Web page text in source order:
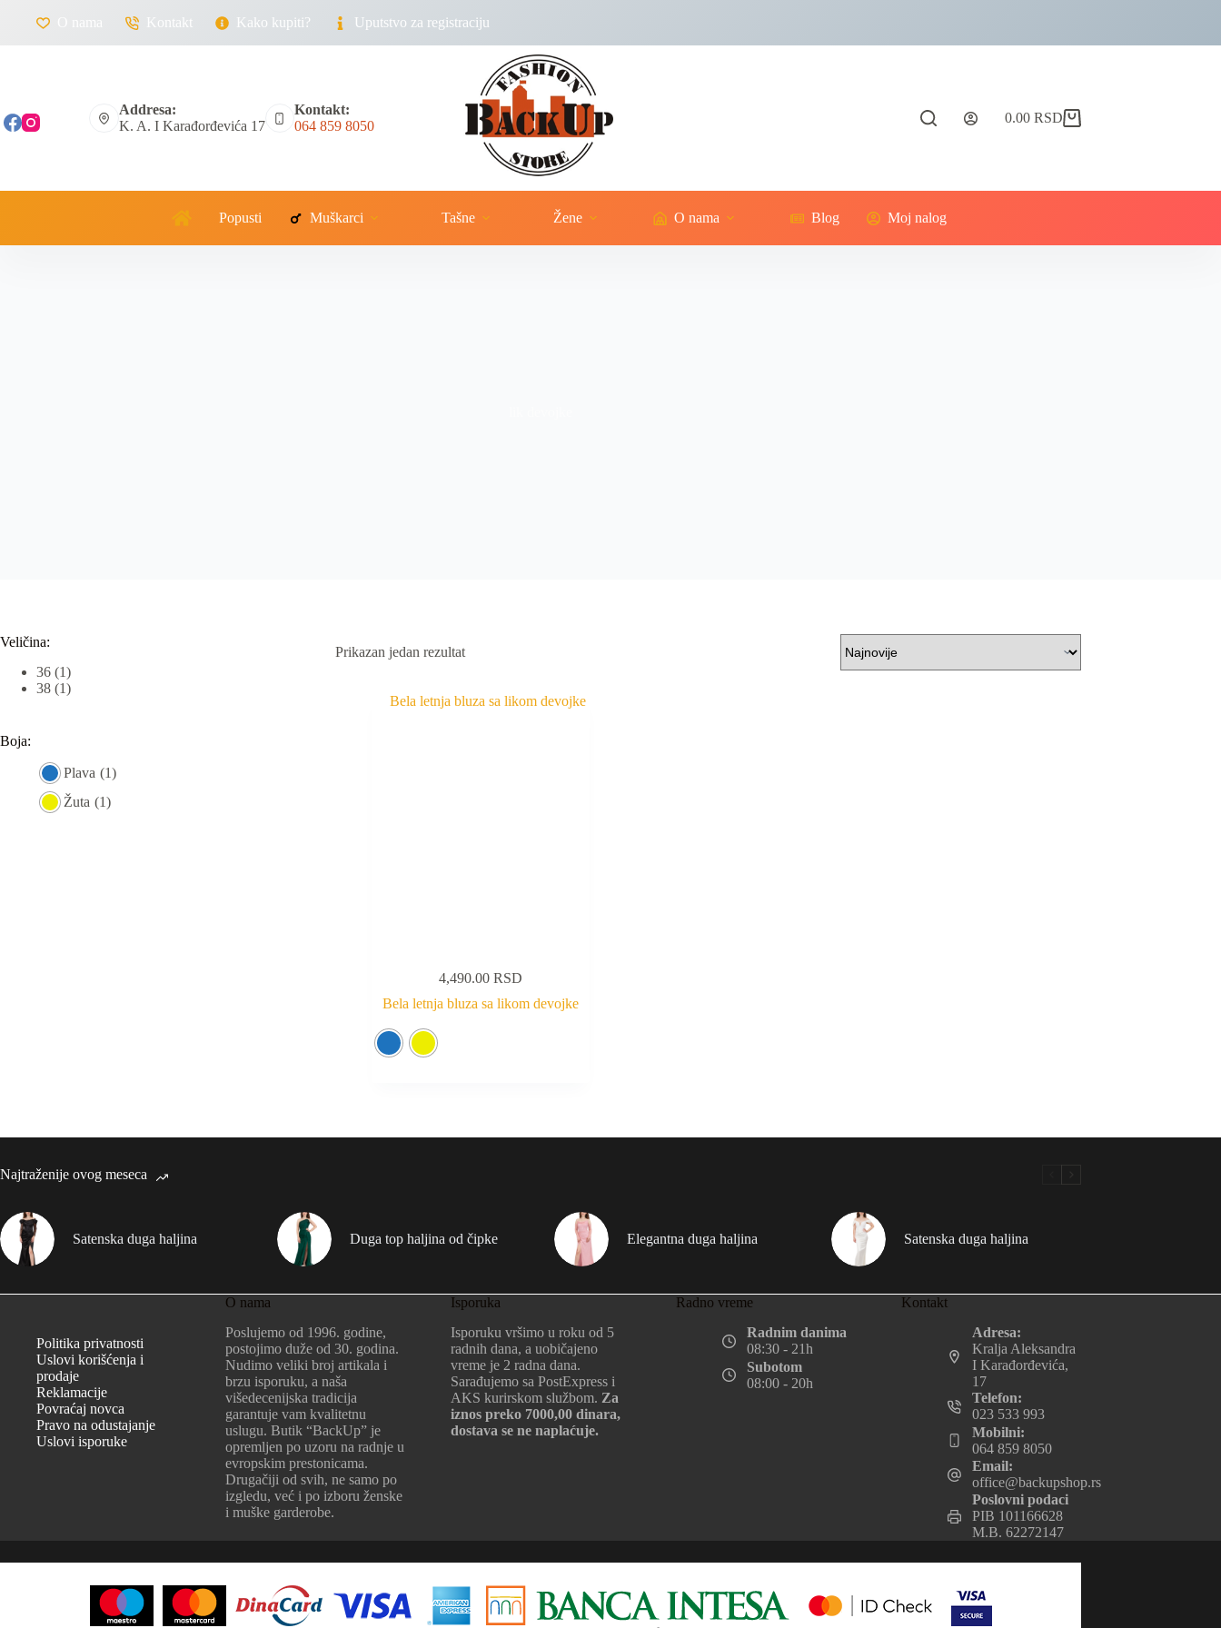
O nama Kontakt Kako kupiti? Uputstvo za registraciju
Addresa:
K. A. I Karađorđevića 17
Kontakt:
064 859 8050
0.00 RSD
Popusti Muškarci Tašne Žene O nama Blog Moj nalog
Prikazan jedan rezultat
4,490.00RSD
Bela letnja bluza sa likom devojke
Veličina:
36 (1)
38 (1)
Boja:
Plava (1)
Žuta (1)
Najtraženije ovog meseca
Satenska duga haljina Duga top haljina od čipke Elegantna duga haljina Satenska duga haljina
Politika privatnosti
Uslovi korišćenja i
prodaje
Reklamacije
Povraćaj novca
Pravo na odustajanje
Uslovi isporuke
O nama
Poslujemo od 1996. godine,
postojimo duže od 30. godina.
Nudimo veliki broj artikala i
brzu isporuku, a naša
višedecenijska tradicija
garantuje vam kvalitetnu
uslugu. Butik “BackUp” je
opremljen po uzoru na radnje u
evropskim prestonicama.
Drugačiji od svih, ne samo po
izgledu, već i po izboru ženske
i muške garderobe.
Isporuka
Isporuku vršimo u roku od 5
radnih dana, a uobičajeno
vreme je 2 radna dana.
Sarađujemo sa PostExpress i
AKS kurirskom službom. Za
iznos preko 7000,00 dinara,
dostava se ne naplaćuje.
Radno vreme
Radnim danima
08:30 - 21h
Subotom
08:00 - 20h
Kontakt
Adresa:
Kralja Aleksandra
I Karađorđevića,
17
Telefon:
023 533 993
Mobilni:
064 859 8050
Email:
office@backupshop.rs
Poslovni podaci
PIB 101166628
M.B. 62272147